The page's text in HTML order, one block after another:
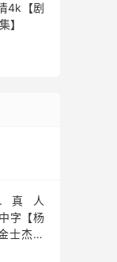
4k【剧
】
人
字【杨
士杰】